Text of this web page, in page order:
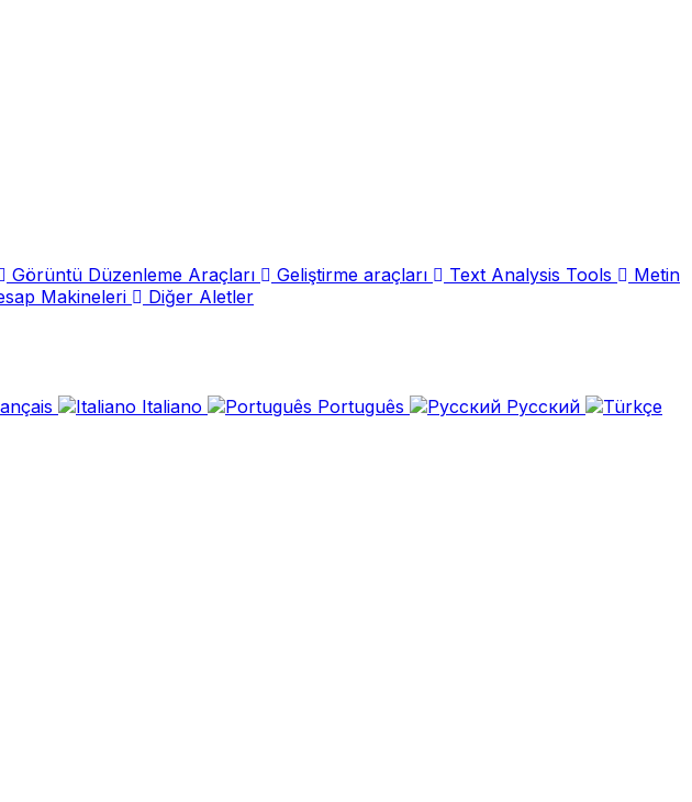
Görüntü Düzenleme Araçları Geliştirme araçları Text Analysis Tools
Metin
Makineleri
Diğer Aletler
Italiano Português
Русский